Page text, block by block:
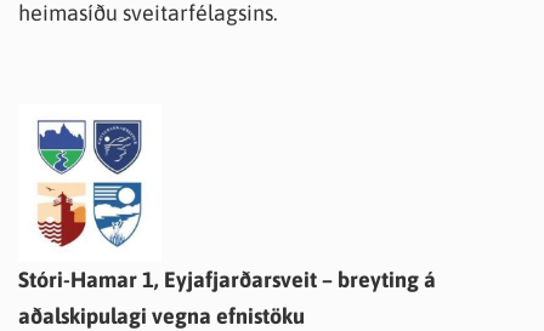
heimasíðu sveitarfélagsins.
Stóri-Hamar 1, Eyjafjarðarsveit – breyting á
aðalskipulagi vegna efnistöku